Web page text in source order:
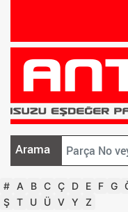
Arama
# A B C Ç D E F G
Ş T U Ü V Y Z